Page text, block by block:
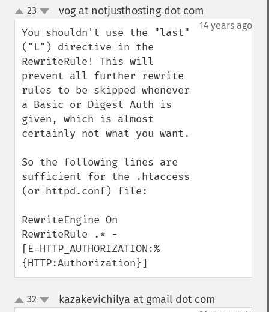
up
down
23 vog at notjusthosting dot com
14 years ago
You shouldn't use the "last"
("L") directive in the
RewriteRule! This will
prevent all further rewrite
rules to be skipped whenever
a Basic or Digest Auth is
given, which is almost
certainly not what you want.
So the following lines are
sufficient for the .htaccess
(or httpd.conf) file:
RewriteEngine On
RewriteRule .* -
[E=HTTP_AUTHORIZATION:%
{HTTP:Authorization}]
up32 kazakevichilya at gmail dot com